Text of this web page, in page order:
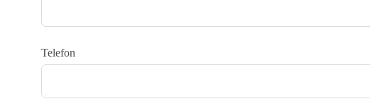
Telefon